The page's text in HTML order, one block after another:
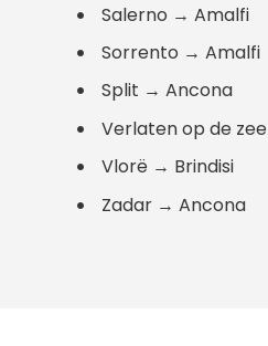
Salerno → Amalfi
Sorrento → Amalfi
Split → Ancona
Verlaten op de zee
Vlorë → Brindisi
Zadar → Ancona